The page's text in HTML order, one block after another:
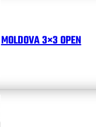
MOLDOVA 3×3 OPEN